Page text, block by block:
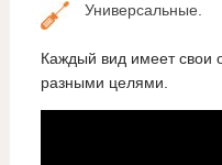
Универсальные.
Каждый вид имеет свои
разными целями.